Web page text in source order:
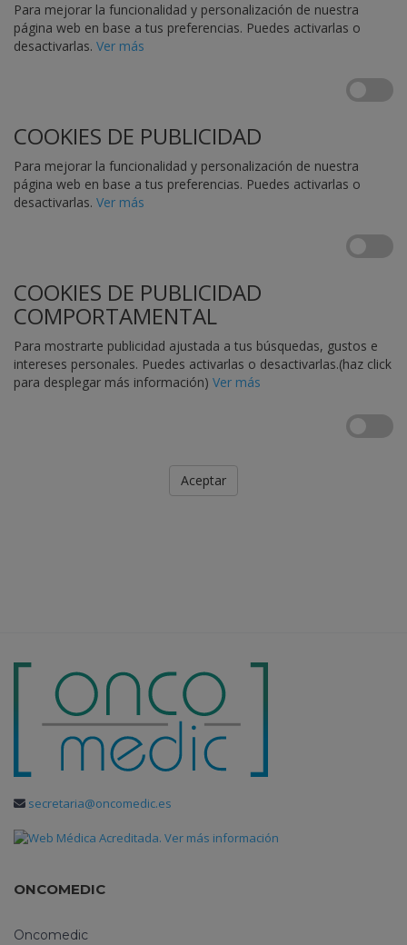
Para mejorar la funcionalidad y personalización de nuestra
página web en base a tus preferencias. Puedes activarlas o
desactivarlas. Ver más
COOKIES DE PUBLICIDAD
Para mejorar la funcionalidad y personalización de nuestra
página web en base a tus preferencias. Puedes activarlas o
desactivarlas. Ver más
COOKIES DE PUBLICIDAD
COMPORTAMENTAL
Para mostrarte publicidad ajustada a tus búsquedas, gustos e
intereses personales. Puedes activarlas o desactivarlas.(haz click
para desplegar más información) Ver más
Aceptar
secretaria@oncomedic.es
ONCOMEDIC
Oncomedic